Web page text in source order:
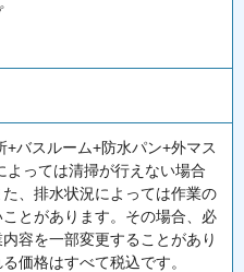
+バスルーム+防水パン+外マス
よっては清掃が行えない場合
、排水状況によっては作業の
とがあります。その場合、必
容を一部変更することがあり
価格はすべて税込です。